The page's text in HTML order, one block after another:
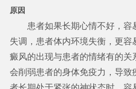
原因
患者如果长期心情不好，容
失调，患者体内环境失衡，更容
癜风的出现与患者的情绪有的关
会削弱患者的身体免疫力，导致